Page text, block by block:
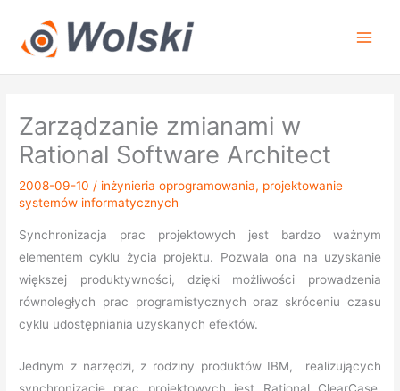
treści
Zarządzanie zmianami w
Rational Software Architect
2008-09-10/ inżynieria oprogramowania, projektowanie
systemów informatycznych
Synchronizacja prac projektowych jest bardzo ważnym
elementem cyklu życia projektu. Pozwala ona na uzyskanie
większej produktywności, dzięki możliwości prowadzenia
równoległych prac programistycznych oraz skróceniu czasu
cyklu udostępniania uzyskanych efektów.
Jednym z narzędzi, z rodziny produktów IBM, realizujących